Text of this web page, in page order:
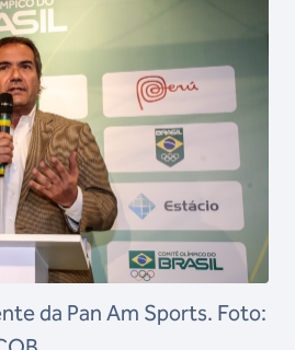
da Pan Am Sports. Foto: